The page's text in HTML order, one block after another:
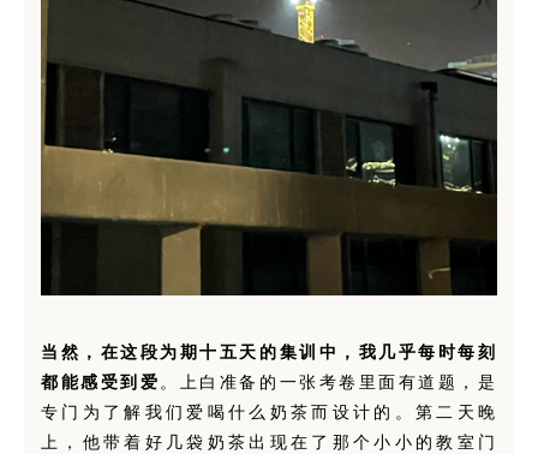
当然，在这段为期十五天的集训中，我几乎每时每刻
都能感受到爱 。上白准备的一张考卷里面有道题，是
专门为了解我们爱喝什么奶茶而设计的。第二天晚
上，他带着好几袋奶茶出现在了那个小小的教室门